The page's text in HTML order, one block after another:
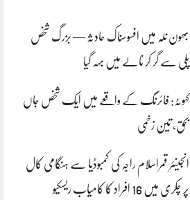
بھون نلہ میں افسوسناک حادثہ — بزرگ شخص
پلی سے گر کر نالے میں بہہ گیا
کہوٹہ: فائرنگ کے واقعے میں ایک شخص جاں
بحق، تین زخمی
انجینئر قمراسلام راجہ کی کمبوڈیا سے ہنگامی کال
پر چکری میں 16 افراد کا کامیاب ریسکیو